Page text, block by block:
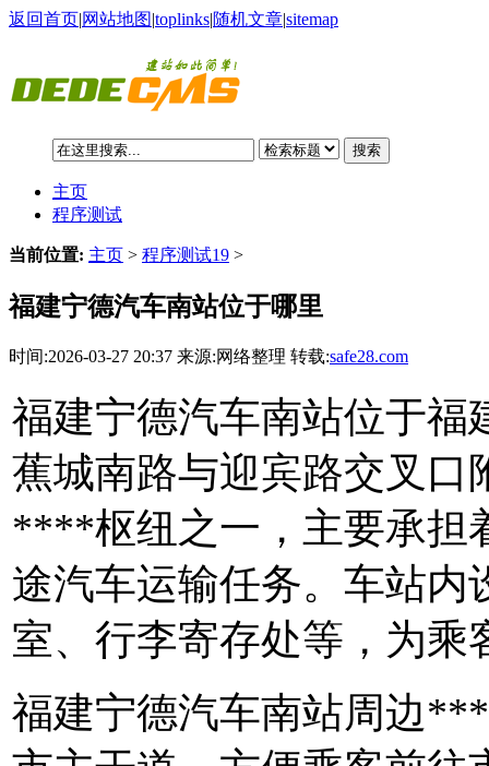
返回首页|网站地图|toplinks|随机文章|sitemap
搜索
主页
程序测试
当前位置: 主页 > 程序测试19 >
福建宁德汽车南站位于哪里
时间:2026-03-27 20:37 来源:网络整理 转载:safe28.com
福建宁德汽车南站位于福
蕉城南路与迎宾路交叉口
****枢纽之一，主要承担
途汽车运输任务。车站内
室、行李寄存处等，为
福建宁德汽车南站周边